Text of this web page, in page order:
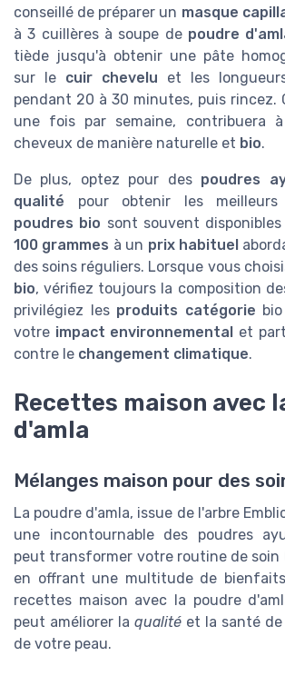
conseillé de préparer un masque
à 3 cuillères à soupe de poudre
tiède jusqu'à obtenir une pâte
sur le cuir chevelu et les
pendant 20 à 30 minutes, puis rincez.
une fois par semaine, contribuera
cheveux de manière naturelle et bio.
De plus, optez pour des poudres
qualité pour obtenir les meilleurs
poudres bio sont souvent disponibles
100 grammes à un prix habituel
des soins réguliers. Lorsque vous
bio, vérifiez toujours la composition
privilégiez les produits catégorie
votre impact environnemental et
contre le changement climatique.
Recettes maison avec
d'amla
Mélanges maison pour des
La poudre d'amla, issue de l'arbre
une incontournable des poudres
peut transformer votre routine de soin
en offrant une multitude de
recettes maison avec la poudre
peut améliorer la qualité et la santé
de votre peau.